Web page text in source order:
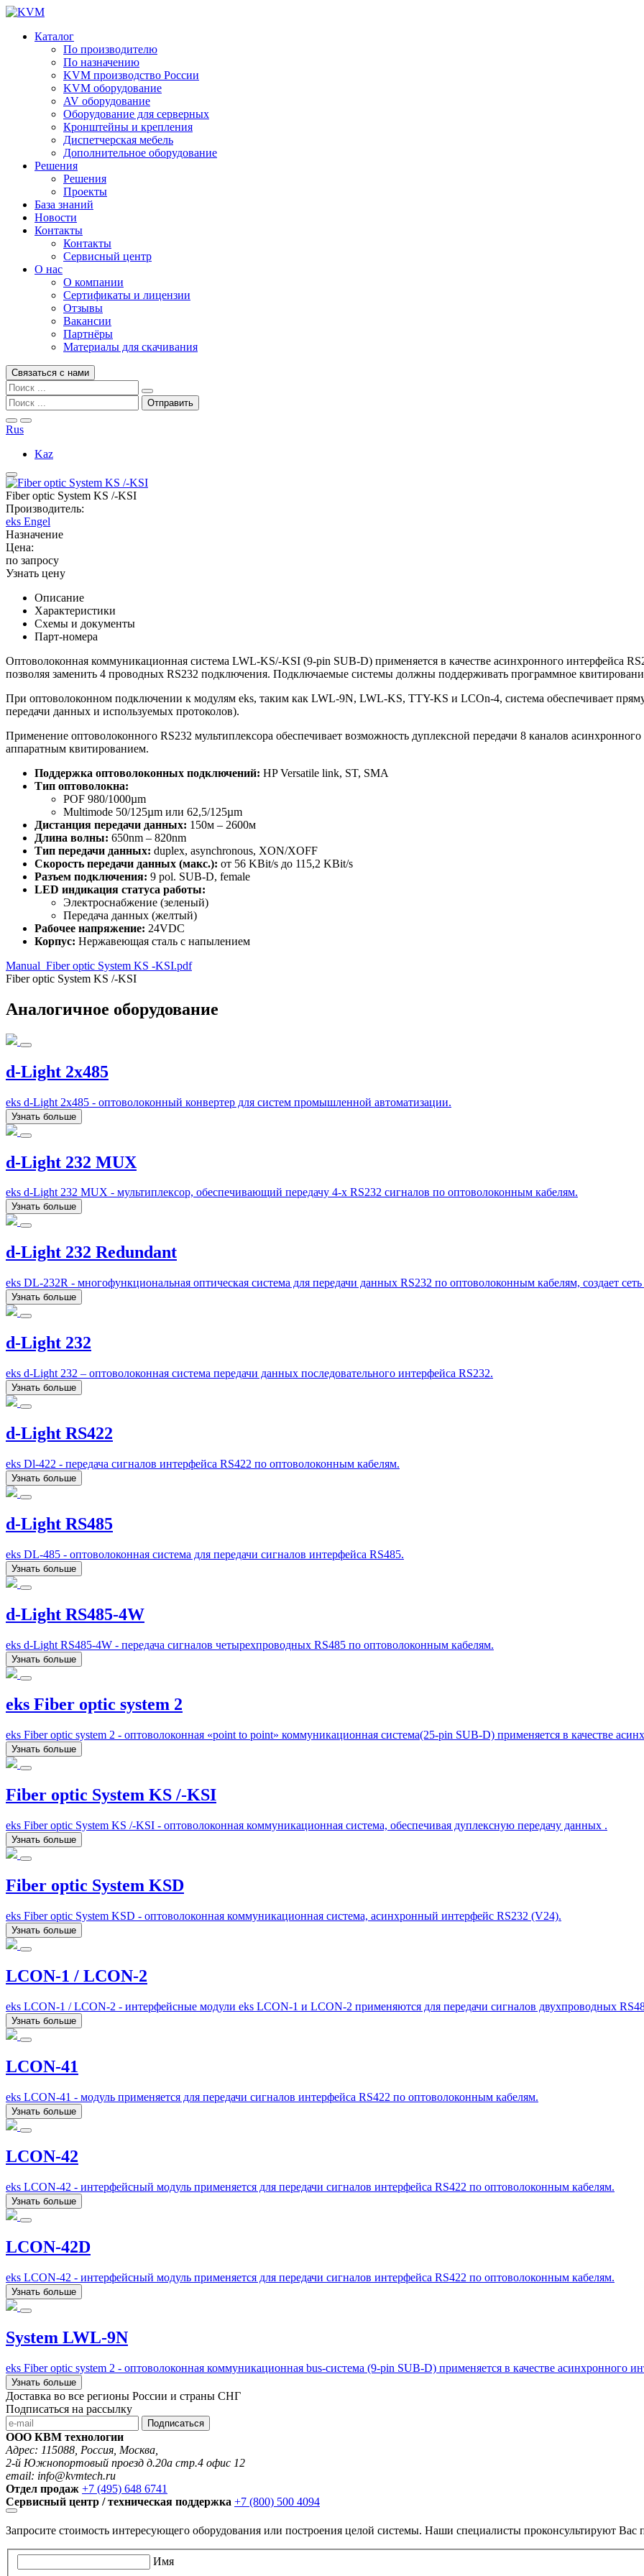
Каталог
По производителю
По назначению
KVM производство России
KVM оборудование
AV оборудование
Оборудование для серверных
Кронштейны и крепления
Диспетчерская мебель
Дополнительное оборудование
Решения
Решения
Проекты
База знаний
Новости
Контакты
Контакты
Сервисный центр
О нас
О компании
Сертификаты и лицензии
Отзывы
Вакансии
Партнёры
Материалы для скачивания
Связаться с нами
Rus
Kaz
Fiber optic System KS /-KSI
Производитель:
eks Engel
Назначение
Цена:
по запросу
Узнать цену
Описание
Характеристики
Схемы и документы
Парт-номера
Оптоволоконная коммуникационная система LWL-KS/-KSI (9-pin SUB-D) применяется в качестве асинхронного интерфейса
позволяя заменить 4 проводных RS232 подключения. Подключаемые системы должны поддерживать программное
При оптоволоконном подключении к модулям eks, таким как LWL-9N, LWL-KS, TTY-KS и LCOn-4, система обеспечивает
передачи данных и используемых протоколов).
Применение оптоволоконного RS232 мультиплексора обеспечивает возможность дуплексной передачи 8 каналов
аппаратным квитированием.
Поддержка оптоволоконных подключений: HP Versatile link, ST, SMA
Тип оптоволокна:
POF 980/1000µm
Multimode 50/125µm или 62,5/125µm
Дистанция передачи данных: 150м – 2600м
Длина волны: 650nm – 820nm
Тип передачи данных: duplex, asynchronous, XON/XOFF
Скорость передачи данных (макс.): от 56 KBit/s до 115,2 KBit/s
Разъем подключения: 9 pol. SUB-D, female
LED индикация статуса работы:
Электроснабжение (зеленый)
Передача данных (желтый)
Рабочее напряжение: 24VDC
Корпус: Нержавеющая сталь с напылением
Manual_Fiber optic System KS -KSI.pdf
Fiber optic System KS /-KSI
Аналогичное оборудование
d-Light 2x485
eks d-Light 2x485 - оптоволоконный конвертер для систем промышленной автоматизации.
Узнать больше
d-Light 232 MUX
eks d-Light 232 MUX - мультиплексор, обеспечивающий передачу 4-х RS232 сигналов по оптоволоконным кабелям.
Узнать больше
d-Light 232 Redundant
eks DL-232R - многофункциональная оптическая система для передачи данных RS232 по оптоволоконным кабелям, создает сеть
Узнать больше
d-Light 232
eks d-Light 232 – оптоволоконная система передачи данных последовательного интерфейса RS232.
Узнать больше
d-Light RS422
eks Dl-422 - передача сигналов интерфейса RS422 по оптоволоконным кабелям.
Узнать больше
d-Light RS485
eks DL-485 - оптоволоконная система для передачи сигналов интерфейса RS485.
Узнать больше
d-Light RS485-4W
eks d-Light RS485-4W - передача сигналов четырехпроводных RS485 по оптоволоконным кабелям.
Узнать больше
eks Fiber optic system 2
eks Fiber optic system 2 - оптоволоконная «point to point» коммуникационная система(25-pin SUB-D) применяется в качестве
Узнать больше
Fiber optic System KS /-KSI
eks Fiber optic System KS /-KSI - оптоволоконная коммуникационная система, обеспечивая дуплексную передачу данных .
Узнать больше
Fiber optic System KSD
eks Fiber optic System KSD - оптоволоконная коммуникационная система, асинхронный интерфейс RS232 (V24).
Узнать больше
LCON-1 / LCON-2
eks LCON-1 / LCON-2 - интерфейсные модули eks LCON-1 и LCON-2 применяются для передачи сигналов двухпроводных
Узнать больше
LCON-41
eks LCON-41 - модуль применяется для передачи сигналов интерфейса RS422 по оптоволоконным кабелям.
Узнать больше
LCON-42
eks LCON-42 - интерфейсный модуль применяется для передачи сигналов интерфейса RS422 по оптоволоконным кабелям.
Узнать больше
LCON-42D
eks LCON-42 - интерфейсный модуль применяется для передачи сигналов интерфейса RS422 по оптоволоконным кабелям.
Узнать больше
System LWL-9N
eks Fiber optic system 2 - оптоволоконная коммуникационная bus-система (9-pin SUB-D) применяется в качестве асинхронного
Узнать больше
Доставка во все регионы России и страны СНГ
Подписаться на рассылку
Подписаться
ООО КВМ технологии
Адрес: 115088, Россия, Москва,
2-й Южнопортовый проезд д.20а стр.4 офис 12
email: info@kvmtech.ru
Отдел продаж +7 (495) 648 6741
Сервисный центр / техническая поддержка +7 (800) 500 4094
Запросите стоимость интересующего оборудования или построения целой системы. Наши специалисты проконсультируют Вас
Имя